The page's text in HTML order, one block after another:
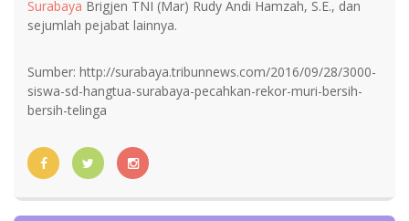
Surabaya Brigjen TNI (Mar) Rudy Andi Hamzah, S.E., dan
sejumlah pejabat lainnya.
Sumber: http://surabaya.tribunnews.com/2016/09/28/3000-
siswa-sd-hangtua-surabaya-pecahkan-rekor-muri-bersih-
bersih-telinga